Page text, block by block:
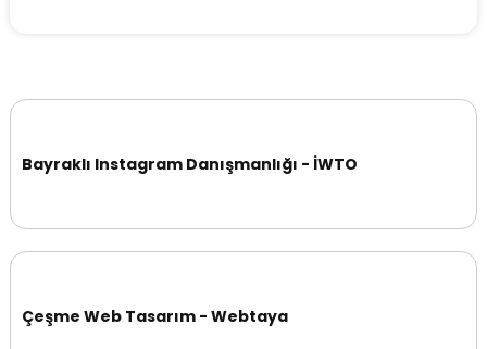
Bayraklı Instagram Danışmanlığı - İWTO
Çeşme Web Tasarım - Webtaya